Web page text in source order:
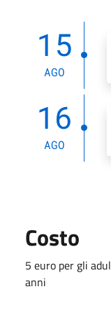
15
AGO
16
AGO
Costo
5 euro per gli
anni